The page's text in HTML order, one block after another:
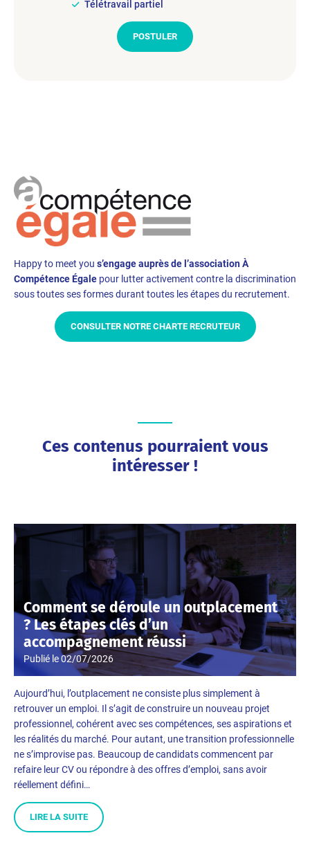
Télétravail partiel
POSTULER
Happy to meet you s’engage auprès de l’association À
Compétence Égale pour lutter activement contre la discrimination
sous toutes ses formes durant toutes les étapes du recrutement.
CONSULTER NOTRE CHARTE RECRUTEUR
Ces contenus pourraient vous
intéresser !
Comment se déroule un outplacement
? Les étapes clés d’un
accompagnement réussi
Publié le02/07/2026
Aujourd’hui, l’outplacement ne consiste plus simplement à
retrouver un emploi. Il s’agit de construire un nouveau projet
professionnel, cohérent avec ses compétences, ses aspirations et
les réalités du marché. Pour autant, une transition professionnelle
ne s’improvise pas. Beaucoup de candidats commencent par
refaire leur CV ou répondre à des offres d’emploi, sans avoir
réellement défini…
LIRE LA SUITE